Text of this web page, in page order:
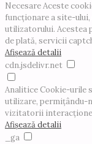
NecesareAceste
funcționare a site-
utilizatorului. Acestea
de plată, servicii
Afișează detalii
cdn.jsdelivr.net
AnaliticeCookie-urile
utilizare, permițându-
vizitatorii
Afișează detalii
_ga